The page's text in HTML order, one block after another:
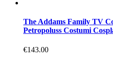
The Addams Family TV
Petropoluss Costumi
€143.00